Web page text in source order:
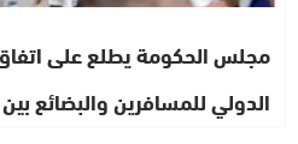
مجلس الحكومة يطلع على
الدولي للمسافرين والبضائع